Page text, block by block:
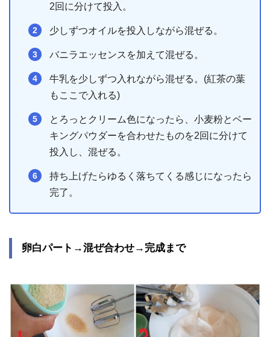
2回に分けて投入。
少しずつオイルを投入しながら混ぜる。
バニラエッセンスを加えて混ぜる。
牛乳を少しずつ入れながら混ぜる。(紅茶の葉
もここで入れる)
とろっとクリーム色になったら、小麦粉とベー
キングパウダーを合わせたものを2回に分けて
投入し、混ぜる。
持ち上げたらゆるく落ちてくる感じになったら
完了。
卵白パート→混ぜ合わせ→完成まで